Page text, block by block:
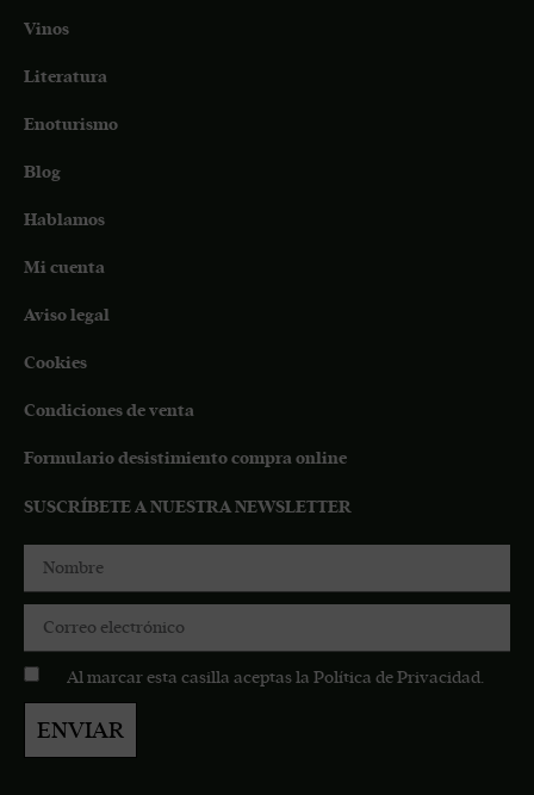
Vinos
Literatura
Enoturismo
Blog
Hablamos
Mi cuenta
Aviso legal
Cookies
Condiciones de venta
Formulario desistimiento compra online
SUSCRÍBETE A NUESTRA NEWSLETTER
Al marcar esta casilla aceptas la Política de Privacidad.
ENVIAR